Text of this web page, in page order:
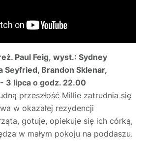
Paul Feig, wyst.: Sydney
Seyfried, Brandon Sklenar,
3 lipca o godz. 22.00
przeszłość Millie zatrudnia się
w okazałej rezydencji
gotuje, opiekuje się ich córką,
w małym pokoju na poddaszu.